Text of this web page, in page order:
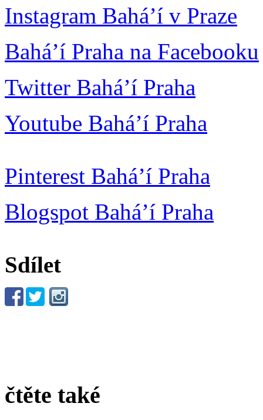
Instagram Bahá’í v Praze
Bahá’í Praha na Facebooku
Twitter Bahá’í Praha
Youtube Bahá’í Praha
Pinterest Bahá’í Praha
Blogspot Bahá’í Praha
Sdílet
čtěte také